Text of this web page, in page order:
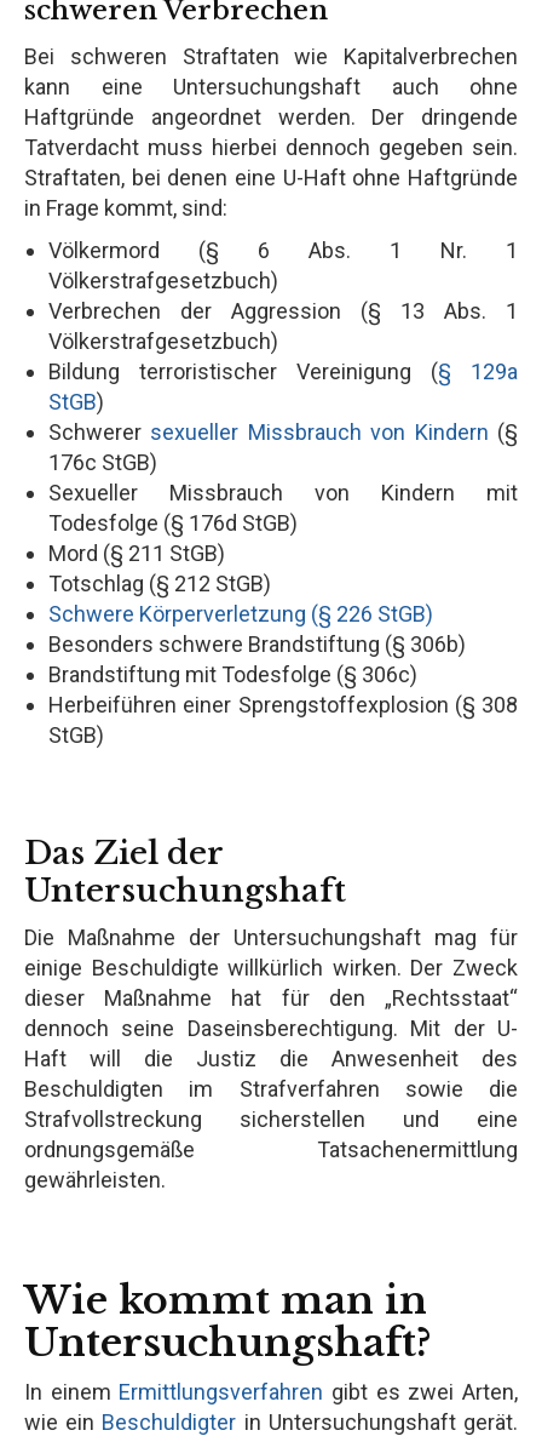
schweren Verbrechen
Bei schweren Straftaten wie Kapitalverbrechen
kann eine Untersuchungshaft auch ohne
Haftgründe angeordnet werden. Der dringende
Tatverdacht muss hierbei dennoch gegeben sein.
Straftaten, bei denen eine U-Haft ohne Haftgründe
in Frage kommt, sind:
Völkermord (§ 6 Abs. 1 Nr. 1
Völkerstrafgesetzbuch)
Verbrechen der Aggression (§ 13 Abs. 1
Völkerstrafgesetzbuch)
Bildung terroristischer Vereinigung (§ 129a
StGB)
Schwerer sexueller Missbrauch von Kindern (§
176c StGB)
Sexueller Missbrauch von Kindern mit
Todesfolge (§ 176d StGB)
Mord (§ 211 StGB)
Totschlag (§ 212 StGB)
Schwere Körperverletzung (§ 226 StGB)
Besonders schwere Brandstiftung (§ 306b)
Brandstiftung mit Todesfolge (§ 306c)
Herbeiführen einer Sprengstoffexplosion (§ 308
StGB)
Das Ziel der
Untersuchungshaft
Die Maßnahme der Untersuchungshaft mag für
einige Beschuldigte willkürlich wirken. Der Zweck
dieser Maßnahme hat für den „Rechtsstaat“
dennoch seine Daseinsberechtigung. Mit der U-
Haft will die Justiz die Anwesenheit des
Beschuldigten im Strafverfahren sowie die
Strafvollstreckung sicherstellen und eine
ordnungsgemäße Tatsachenermittlung
gewährleisten.
Wie kommt man in
Untersuchungshaft?
In einem Ermittlungsverfahren gibt es zwei Arten,
wie ein Beschuldigter in Untersuchungshaft gerät.